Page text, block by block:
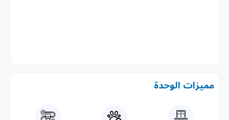
مميزات الوحدة